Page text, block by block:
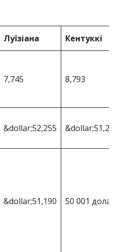
Луїзіана Кентуккі
7,745 8,793
&dollar;52,255 &dollar;51,207
&dollar;51,190 50 001 долар